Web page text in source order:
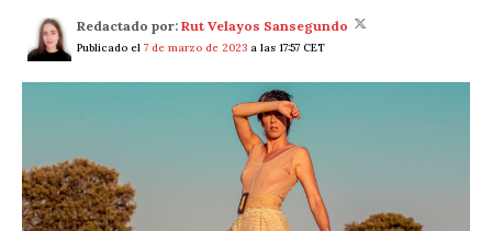
Redactado por: Rut Velayos Sansegundo
Publicado el 7 de marzo de 2023 a las 17:57 CET